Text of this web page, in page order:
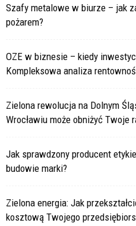
Szafy metalowe w biurze – jak
pożarem?
OZE w biznesie – kiedy
Kompleksowa analiza
Zielona rewolucja na Dolnym
Wrocławiu może obniżyć Twoje
Jak sprawdzony producent
budowie marki?
Zielona energia: Jak
kosztową Twojego